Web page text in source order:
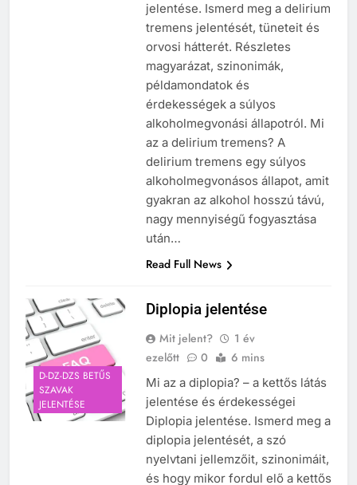
jelentése. Ismerd meg a delirium
tremens jelentését, tüneteit és
orvosi hátterét. Részletes
magyarázat, szinonimák,
példamondatok és
érdekességek a súlyos
alkoholmegvonási állapotról. Mi
az a delirium tremens? A
delirium tremens egy súlyos
alkoholmegvonásos állapot, amit
gyakran az alkohol hosszú távú,
nagy mennyiségű fogyasztása
után…
Read Full News
D-DZ-DZS BETŰS
SZAVAK
JELENTÉSE
Diplopia jelentése
Mit jelent?
1 év
ezelőtt
0 6 mins
Mi az a diplopia? – a kettős látás
jelentése és érdekességei
Diplopia jelentése. Ismerd meg a
diplopia jelentését, a szó
nyelvtani jellemzőit, szinonimáit,
és hogy mikor fordul elő a kettős
Célkitűzés jelentése
C BETŰS SZAVAK JELENTÉSE
6
Centrális jelentése
C BETŰS SZAVAK JELENTÉSE